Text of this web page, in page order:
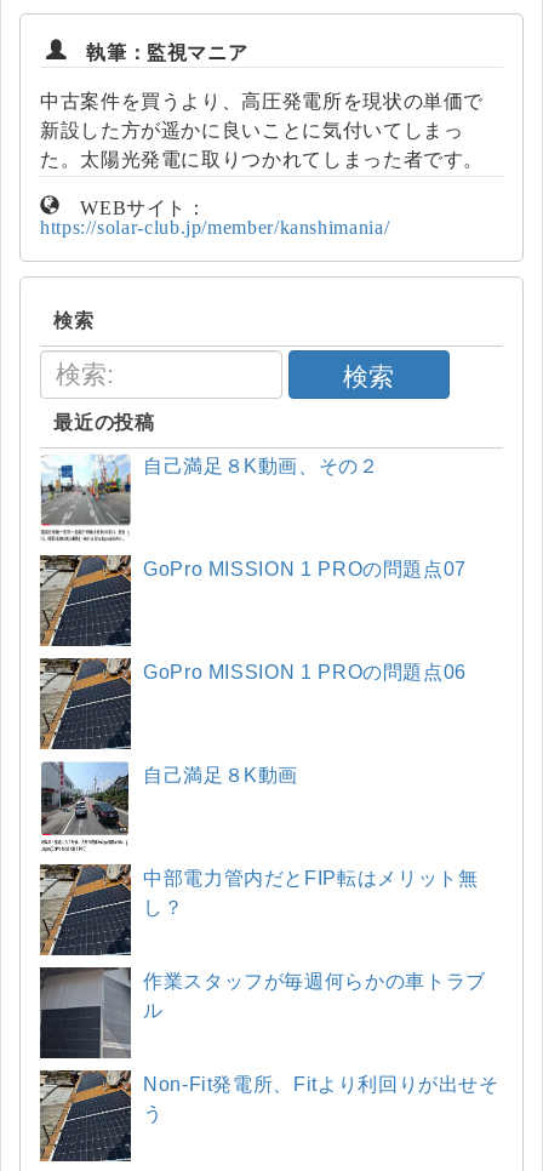
執筆：監視マニア
中古案件を買うより、高圧発電所を現状の単価で
新設した方が遥かに良いことに気付いてしまっ
た。太陽光発電に取りつかれてしまった者です。
WEBサイト：
https://solar-club.jp/member/kanshimania/
検索
検索
最近の投稿
自己満足８K動画、その２
GoPro MISSION 1 PROの問題点07
GoPro MISSION 1 PROの問題点06
自己満足８K動画
中部電力管内だとFIP転はメリット無
し？
作業スタッフが毎週何らかの車トラブ
ル
Non-Fit発電所、Fitより利回りが出せそ
う